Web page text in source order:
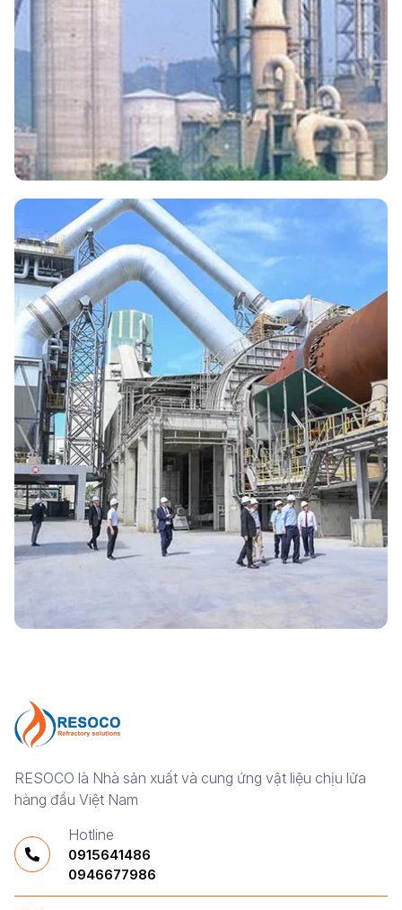
RESOCO là Nhà sản xuất và cung ứng vật liệu chịu lửa
hàng đầu Việt Nam
Hotline
0915641486
0946677986